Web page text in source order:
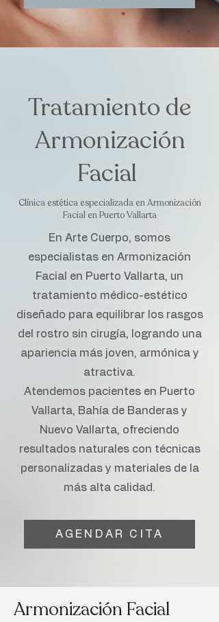
Tratamiento de
Armonización
Facial
Clínica estética especializada en Armonización
Facial en Puerto Vallarta
En Arte Cuerpo, somos
especialistas en Armonización
Facial en Puerto Vallarta, un
tratamiento médico-estético
diseñado para equilibrar los rasgos
del rostro sin cirugía, logrando una
apariencia más joven, armónica y
atractiva.
Atendemos pacientes en Puerto
Vallarta, Bahía de Banderas y
Nuevo Vallarta, ofreciendo
resultados naturales con técnicas
personalizadas y materiales de la
más alta calidad.
AGENDAR CITA
Armonización Facial